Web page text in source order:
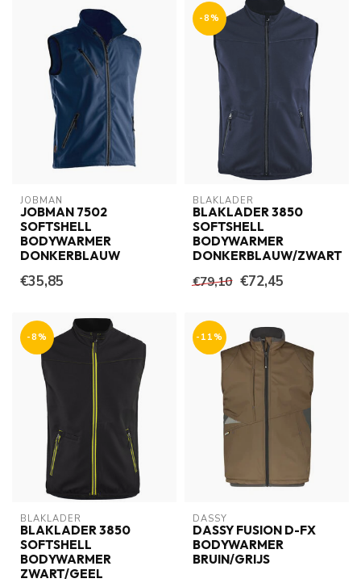
JOBMAN
JOBMAN 7502
SOFTSHELL
BODYWARMER
DONKERBLAUW
€35,85
-8%
BLAKLADER
BLAKLADER 3850
SOFTSHELL
BODYWARMER
DONKERBLAUW/ZWART
€79,10 €72,45
-8%
BLAKLADER
BLAKLADER 3850
SOFTSHELL
BODYWARMER
ZWART/GEEL
-11%
DASSY
DASSY FUSION D-FX
BODYWARMER
BRUIN/GRIJS